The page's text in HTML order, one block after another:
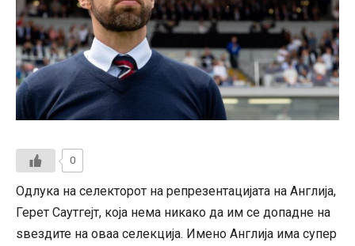
0
Одлука на селекторот на репрезентацијата на Англија,
Герет Саутгејт, која нема никако да им се допадне на
ѕвездите на оваа селекција. Имено Англија има супер